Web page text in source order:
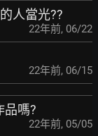
人當光??
22年前, 06/22
22年前, 06/15
品嗎?
22年前, 05/05